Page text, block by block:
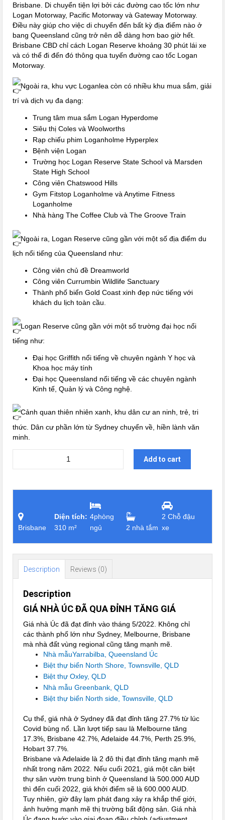
Brisbane. Di chuyển tiện lợi bởi các đường cao tốc lớn như
Logan Motorway, Pacific Motorway và Gateway Motorway.
Điều này giúp cho việc di chuyển đến bất kỳ địa điểm nào ở
bang Queensland cũng trở nên dễ dàng hơn bao giờ hết.
Brisbane CBD chỉ cách Logan Reserve khoảng 30 phút lái xe
và có thể đi đến đó thông qua tuyến đường cao tốc Logan
Motorway.
Ngoài ra, khu vực Loganlea còn có nhiều khu mua sắm, giải
trí và dịch vụ đa dạng:
Trung tâm mua sắm Logan Hyperdome
Siêu thị Coles và Woolworths
Rạp chiếu phim Loganholme Hyperplex
Bệnh viện Logan
Trường học Logan Reserve State School và Marsden
State High School
Công viên Chatswood Hills
Gym Fitstop Loganholme và Anytime Fitness
Loganholme
Nhà hàng The Coffee Club và The Groove Train
Ngoài ra, Logan Reserve cũng gần với một số địa điểm du
lịch nổi tiếng của Queensland như:
Công viên chủ đề Dreamworld
Công viên Currumbin Wildlife Sanctuary
Thành phố biển Gold Coast xinh đẹp nức tiếng với
khách du lịch toàn cầu.
Logan Reserve cũng gần với một số trường đại học nổi
tiếng như:
Đại học Griffith nổi tiếng về chuyên ngành Y học và
Khoa học máy tính
Đại học Queensland nổi tiếng về các chuyên ngành
Kinh tế, Quản lý và Công nghệ.
Cảnh quan thiên nhiên xanh, khu dân cư an ninh, trẻ, tri
thức. Dân cư phần lớn từ Sydney chuyển về, hiền lành văn
minh.
Add to cart
Brisbane
Diện tích:
310 m²
4phòng
ngủ
2 nhà tắm
2 Chỗ đậu
xe
Description Reviews (0)
Description
GIÁ NHÀ ÚC ĐÃ QUA ĐỈNH TĂNG GIÁ
Giá nhà Úc đã đạt đỉnh vào tháng 5/2022. Không chỉ
các thành phố lớn như Sydney, Melbourne, Brisbane
mà nhà đất vùng regional cũng tăng mạnh mẽ.
Nhà mẫuYarrabilba, Queensland Úc
Biệt thự biển North Shore, Townsville, QLD
Biệt thự Oxley, QLD
Nhà mẫu Greenbank, QLD
Biệt thự biển North side, Townsville, QLD
Cụ thể, giá nhà ở Sydney đã đạt đỉnh tăng 27.7% từ lúc
Covid bùng nổ. Lần lượt tiếp sau là Melbourne tăng
17.3%, Brisbane 42.7%, Adelaide 44.7%, Perth 25.9%,
Hobart 37.7%.
Brisbane và Adelaide là 2 đô thị đạt đỉnh tăng mạnh mẽ
nhất trong năm 2022. Nếu cuối 2021, giá một căn biệt
thự sân vườn trung bình ở Queensland là 500.000 AUD
thì đến cuối 2022, giá khởi điểm sẽ là 600.000 AUD.
Tuy nhiên, giờ đây lạm phát đang xảy ra khắp thế giới,
ảnh hưởng mạnh mẽ thị trường bất động sản. Giá nhà